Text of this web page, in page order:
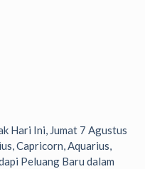
Hari Ini, Jumat 7 Agustus
Capricorn, Aquarius,
Peluang Baru dalam